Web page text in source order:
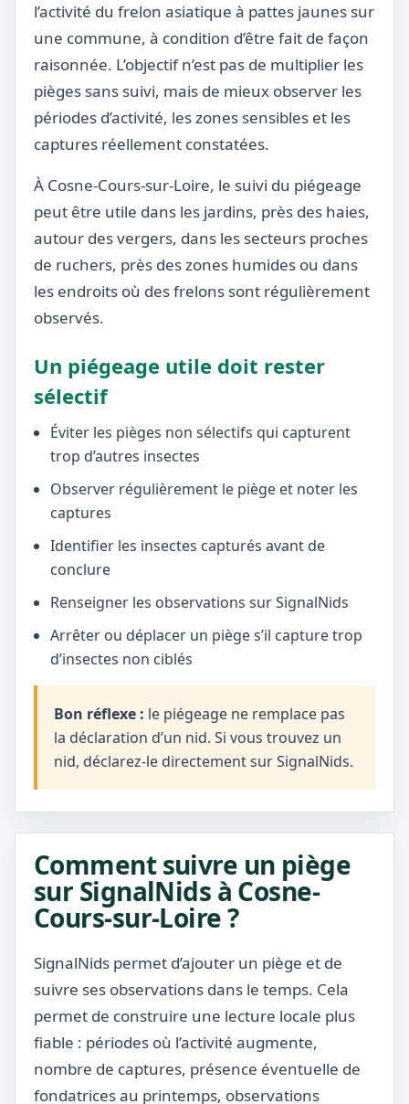
l’activité du frelon asiatique à pattes jaunes sur
une commune, à condition d’être fait de façon
raisonnée. L’objectif n’est pas de multiplier les
pièges sans suivi, mais de mieux observer les
périodes d’activité, les zones sensibles et les
captures réellement constatées.
À Cosne-Cours-sur-Loire, le suivi du piégeage
peut être utile dans les jardins, près des haies,
autour des vergers, dans les secteurs proches
de ruchers, près des zones humides ou dans
les endroits où des frelons sont régulièrement
observés.
Un piégeage utile doit rester
sélectif
Éviter les pièges non sélectifs qui capturent
trop d’autres insectes
Observer régulièrement le piège et noter les
captures
Identifier les insectes capturés avant de
conclure
Renseigner les observations sur SignalNids
Arrêter ou déplacer un piège s’il capture trop
d’insectes non ciblés
Bon réflexe : le piégeage ne remplace pas
la déclaration d’un nid. Si vous trouvez un
nid, déclarez-le directement sur SignalNids.
Comment suivre un piège
sur SignalNids à Cosne-
Cours-sur-Loire ?
SignalNids permet d’ajouter un piège et de
suivre ses observations dans le temps. Cela
permet de construire une lecture locale plus
fiable : périodes où l’activité augmente,
nombre de captures, présence éventuelle de
fondatrices au printemps, observations